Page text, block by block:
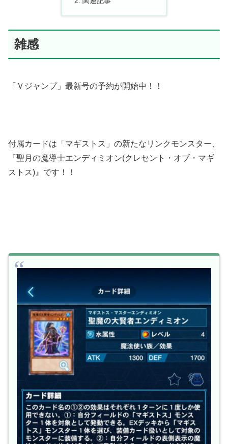
雑感
「Ｖジャンプ」最新号の予約が開始中！！
付属カードは「マギストス」の新たなリンクモンスター、
『聖月の魔導士エンディミオン(クレセント・オブ・マギ
ストス)』です！！